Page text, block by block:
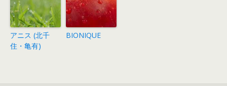
アニス (北千
住・亀有)
BIONIQUE